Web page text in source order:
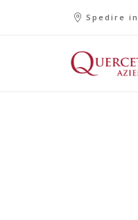
Spedire in